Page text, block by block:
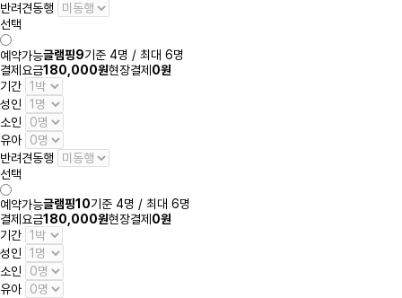
반려견동행
선택
예약가능글램핑9기준 4명 / 최대 6명
결제요금180,000원현장결제 0원
기간
성인
소인
유아
반려견동행
선택
예약가능글램핑10기준 4명 / 최대 6명
결제요금180,000원현장결제 0원
기간
성인
소인
유아